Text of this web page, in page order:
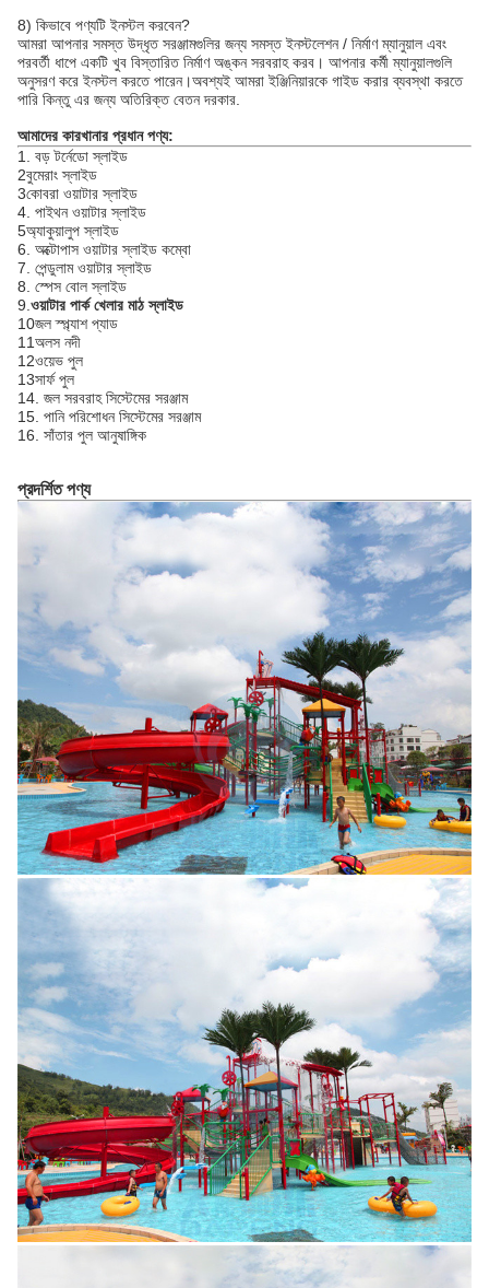
8) কিভাবে পণ্যটি ইনস্টল করবেন?
আমরা আপনার সমস্ত উদ্ধৃত সরঞ্জামগুলির জন্য সমস্ত ইনস্টলেশন / নির্মাণ ম্যানুয়াল এবং
পরবর্তী ধাপে একটি খুব বিস্তারিত নির্মাণ অঙ্কন সরবরাহ করব। আপনার কর্মী ম্যানুয়ালগুলি
অনুসরণ করে ইনস্টল করতে পারেন।অবশ্যই আমরা ইঞ্জিনিয়ারকে গাইড করার ব্যবস্থা করতে
পারি কিন্তু এর জন্য অতিরিক্ত বেতন দরকার.
আমাদের কারখানার প্রধান পণ্য:
1. বড় টর্নেডো স্লাইড
2বুমেরাং স্লাইড
3কোবরা ওয়াটার স্লাইড
4. পাইথন ওয়াটার স্লাইড
5অ্যাকুয়ালুপ স্লাইড
6. অক্টোপাস ওয়াটার স্লাইড কম্বো
7. পেন্ডুলাম ওয়াটার স্লাইড
8. স্পেস বোল স্লাইড
9.ওয়াটার পার্ক খেলার মাঠ স্লাইড
10জল স্প্ল্যাশ প্যাড
11অলস নদী
12ওয়েভ পুল
13সার্ফ পুল
14. জল সরবরাহ সিস্টেমের সরঞ্জাম
15. পানি পরিশোধন সিস্টেমের সরঞ্জাম
16. সাঁতার পুল আনুষাঙ্গিক
প্রদর্শিত পণ্য